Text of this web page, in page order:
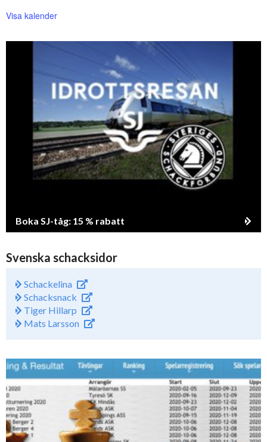
Visa kalender
Boka SJ-tåg: 15 % rabatt
Svenska schacksidor
Schackelina
Schacksnack
Tiger Hillarp
Mats Larsson